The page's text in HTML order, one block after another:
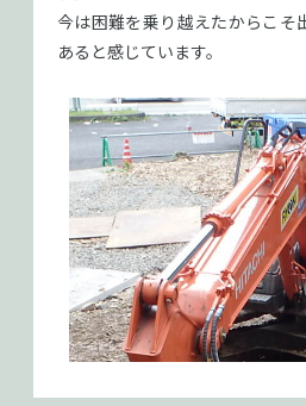
今は困難を乗り越えたからこそ
あると感じています。